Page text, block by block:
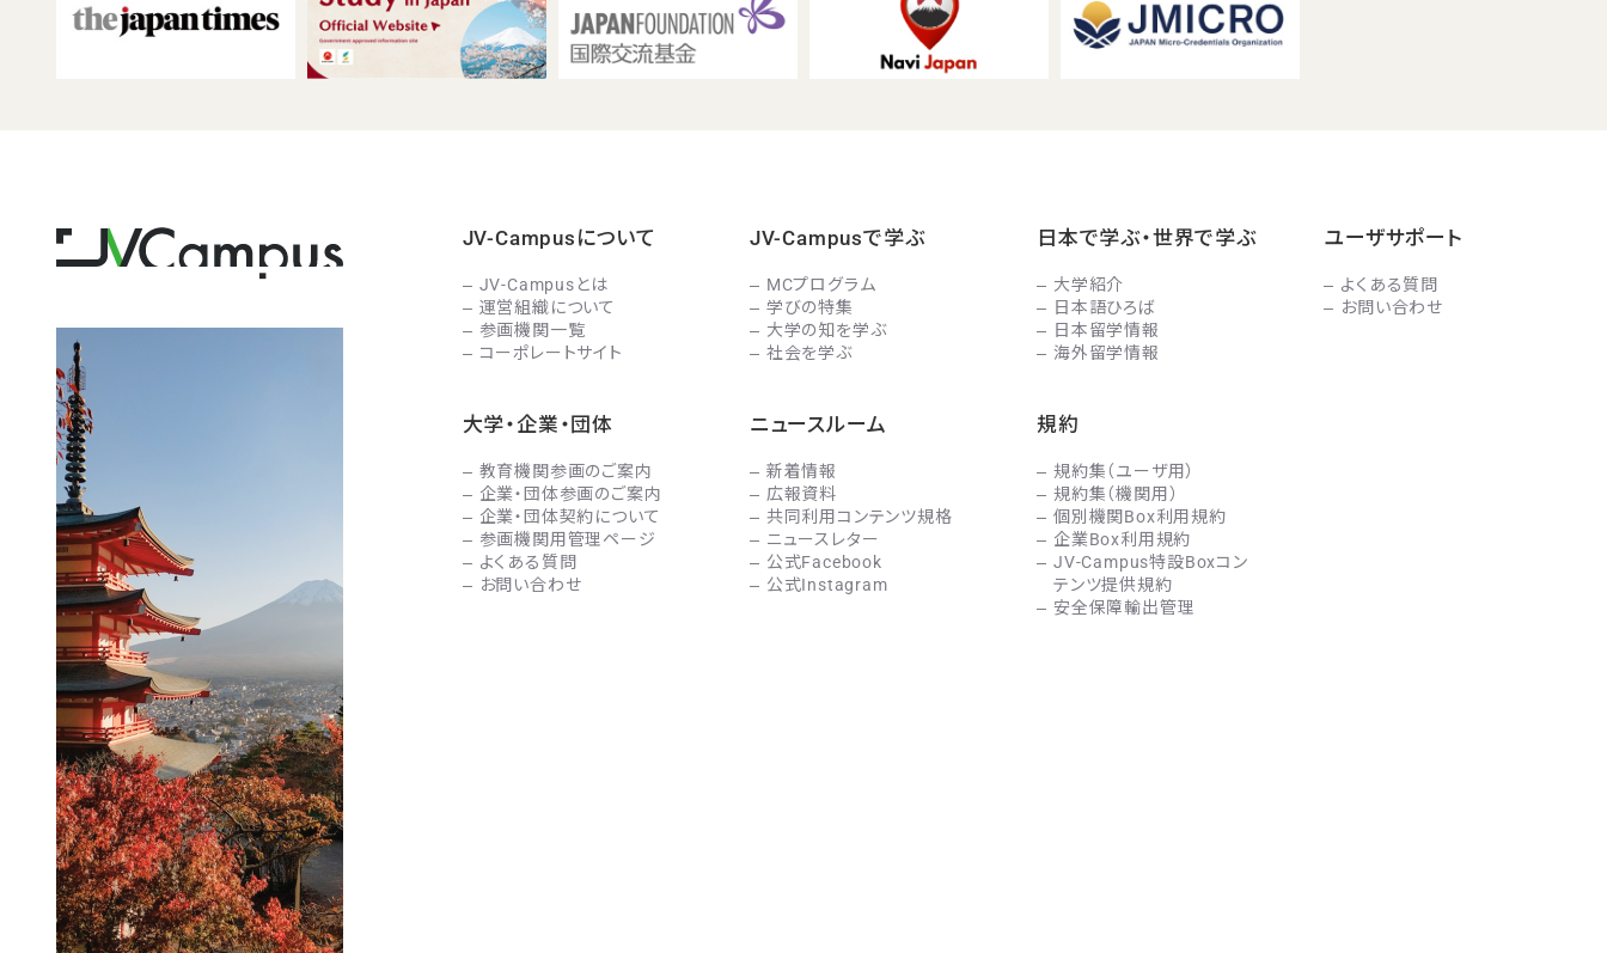
JV-Campusについて
JV-Campusとは
運営組織について
参画機関一覧
コーポレートサイト
JV-Campusで学ぶ
MCプログラム
学びの特集
大学の知を学ぶ
社会を学ぶ
日本で学ぶ・世界で学ぶ
大学紹介
日本語ひろば
日本留学情報
海外留学情報
ユーザサポート
よくある質問
お問い合わせ
大学・企業・団体
教育機関参画のご案内
企業・団体参画のご案内
企業・団体契約について
参画機関用管理ページ
よくある質問
お問い合わせ
ニュースルーム
新着情報
広報資料
共同利用コンテンツ規格
ニュースレター
公式Facebook
公式Instagram
規約
規約集（ユーザ用）
規約集（機関用）
個別機関Box利用規約
企業Box利用規約
JV-Campus特設Boxコン
テンツ提供規約
安全保障輸出管理